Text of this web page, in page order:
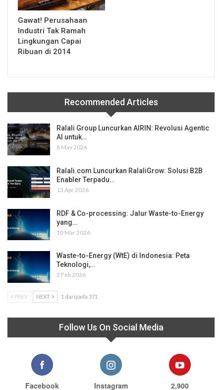
Gawat! Perusahaan
Industri Tak Ramah
Lingkungan Capai
Ribuan di 2014
Recommended Articles
Ralali Group Luncurkan AIRIN: Revolusi Agentic
AI untuk…
8 May 2026
Ralali.com Luncurkan RalaliGrow: Solusi B2B
Enabler Terpadu…
13 Apr 2026
RDF & Co-processing: Jalur Waste-to-Energy
yang…
10 Mar 2026
Waste-to-Energy (WtE) di Indonesia: Peta
Teknologi,…
2 Feb 2026
PREV NEXT 1 daripada 371
Follow Us On Social Media
Facebook Instagram 2,900